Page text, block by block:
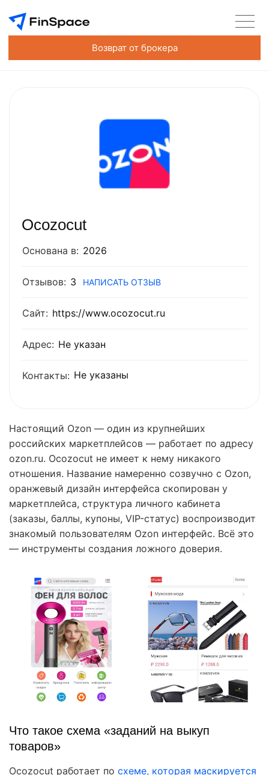
Возврат от брокера
Ocozocut
Основана в: 2026
Отзывов: 3 НАПИСАТЬ ОТЗЫВ
Сайт: https://www.ocozocut.ru
Адрес: Не указан
Контакты: Не указаны
Настоящий Ozon — один из крупнейших
российских маркетплейсов — работает по адресу
ozon.ru. Ocozocut не имеет к нему никакого
отношения. Название намеренно созвучно с Ozon,
оранжевый дизайн интерфейса скопирован у
маркетплейса, структура личного кабинета
(заказы, баллы, купоны, VIP-статус) воспроизводит
знакомый пользователям Ozon интерфейс. Всё это
— инструменты создания ложного доверия.
Что такое схема «заданий на выкуп
товаров»
Ocozocut работает по схеме, которая маскируется